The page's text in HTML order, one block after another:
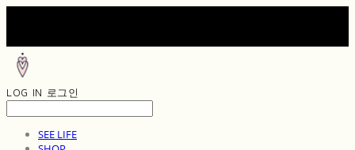
LOG IN 로그인
SEE LIFE